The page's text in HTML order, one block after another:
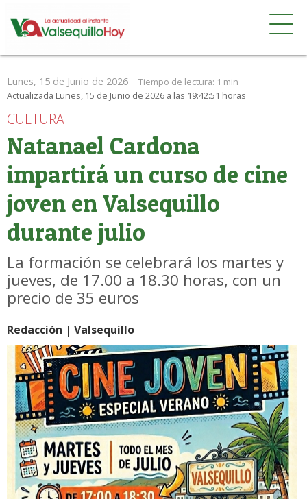
Lunes, 15 de Junio de 2026 Tiempo de lectura: 1 min
Actualizada Lunes, 15 de Junio de 2026 a las 19:42:51 horas
CULTURA
Natanael Cardona
impartirá un curso de cine
joven en Valsequillo
durante julio
La formación se celebrará los martes y
jueves, de 17.00 a 18.30 horas, con un
precio de 35 euros
Redacción | Valsequillo